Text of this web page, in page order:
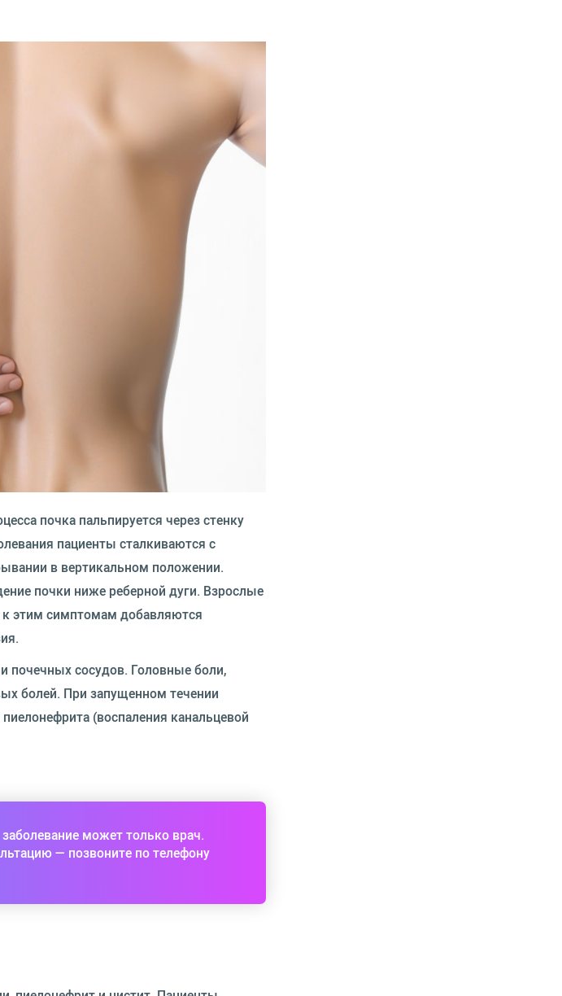
почка пальпируется через стенку
пациенты сталкиваются с
в вертикальном положении.
почки ниже реберной дуги. Взрослые
этим симптомам добавляются
почечных сосудов. Головные боли,
болей. При запущенном течении
(воспаления канальцевой
может только врач.
— позвоните по телефону